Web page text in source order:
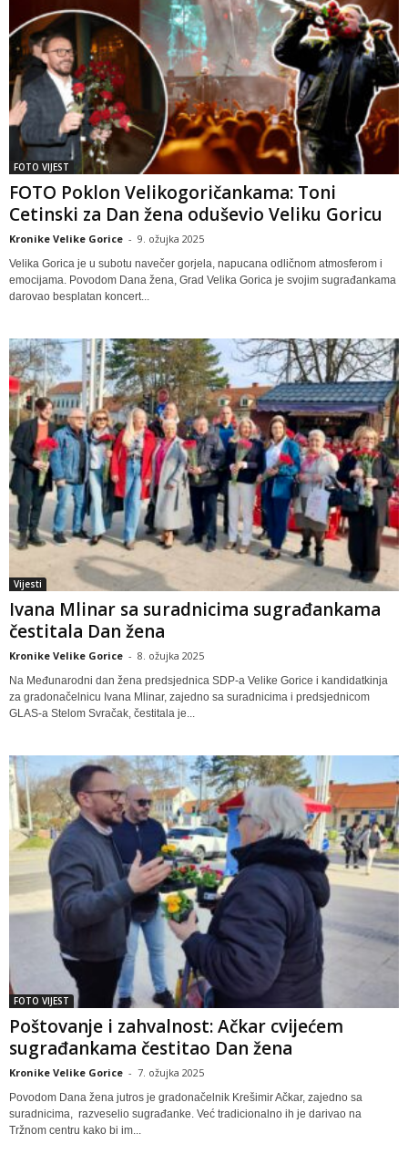
FOTO VIJEST
FOTO Poklon Velikogoričankama: Toni
Cetinski za Dan žena oduševio Veliku Goricu
Kronike Velike Gorice - 9. ožujka 2025
Velika Gorica je u subotu navečer gorjela, napucana odličnom atmosferom i
emocijama. Povodom Dana žena, Grad Velika Gorica je svojim sugrađankama
darovao besplatan koncert...
Vijesti
Ivana Mlinar sa suradnicima sugrađankama
čestitala Dan žena
Kronike Velike Gorice - 8. ožujka 2025
Na Međunarodni dan žena predsjednica SDP-a Velike Gorice i kandidatkinja
za gradonačelnicu Ivana Mlinar, zajedno sa suradnicima i predsjednicom
GLAS-a Stelom Svračak, čestitala je...
FOTO VIJEST
Poštovanje i zahvalnost: Ačkar cvijećem
sugrađankama čestitao Dan žena
Kronike Velike Gorice - 7. ožujka 2025
Povodom Dana žena jutros je gradonačelnik Krešimir Ačkar, zajedno sa
suradnicima, razveselio sugrađanke. Već tradicionalno ih je darivao na
Tržnom centru kako bi im...